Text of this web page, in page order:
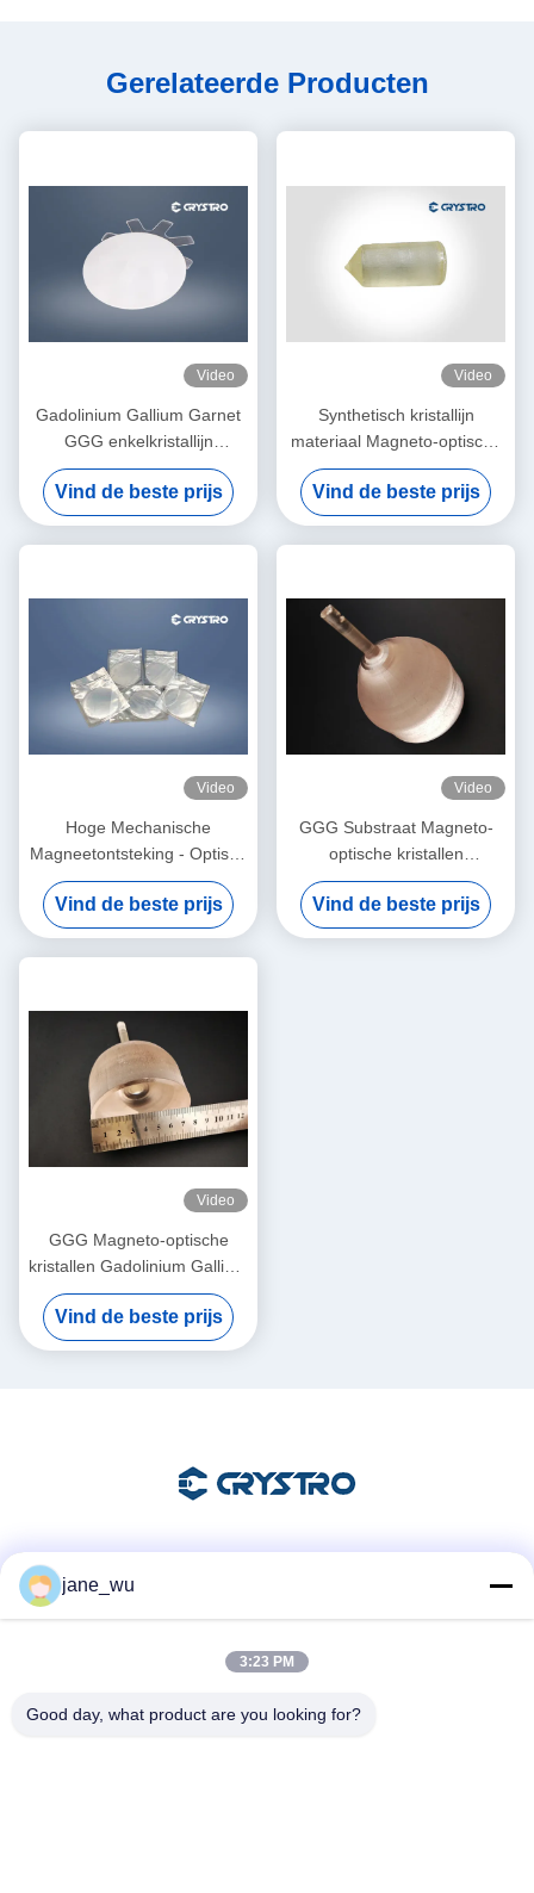
Gerelateerde Producten
Video
Gadolinium Gallium Garnet
GGG enkelkristallijn
substraat voor YIG en BIG
film
Vind de beste prijs
Video
Synthetisch kristallijn
materiaal Magneto-optische
kristallen Gadolinium Gallium
Garnet GGG
Vind de beste prijs
Video
Hoge Mechanische
Magneetontsteking - Optisch
Crystal Gadolinium Gallium
Garnet
Vind de beste prijs
Video
GGG Substraat Magneto-
optische kristallen
Gadolinium Gallium Garnet
Substraat
Vind de beste prijs
Video
GGG Magneto-optische
kristallen Gadolinium Gallium
Garnet Enkelkristallen en
substraten
Vind de beste prijs
jane_wu
3:23 PM
Good day, what product are you looking for?